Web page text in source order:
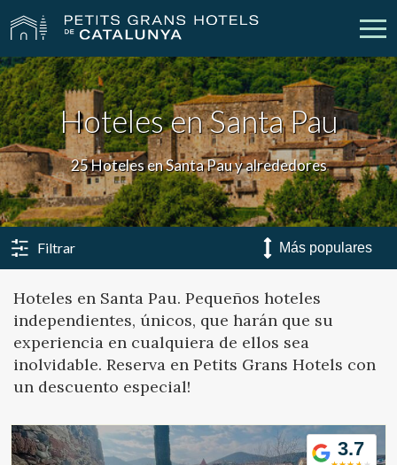
Nuestros Hoteles Escapadas
Bodas Empresas
Cheques Regalo Descubre Catalunya
Mi reserva
vpn_key Iniciar sesión person Crear cuenta
Hoteles en Santa Pau
25 Hoteles en Santa Pau y alrededores
Filtrar
Hoteles en Santa Pau. Pequeños hoteles
independientes, únicos, que harán que su
experiencia en cualquiera de ellos sea
inolvidable. Reserva en Petits Grans Hotels con
un descuento especial!
3.7